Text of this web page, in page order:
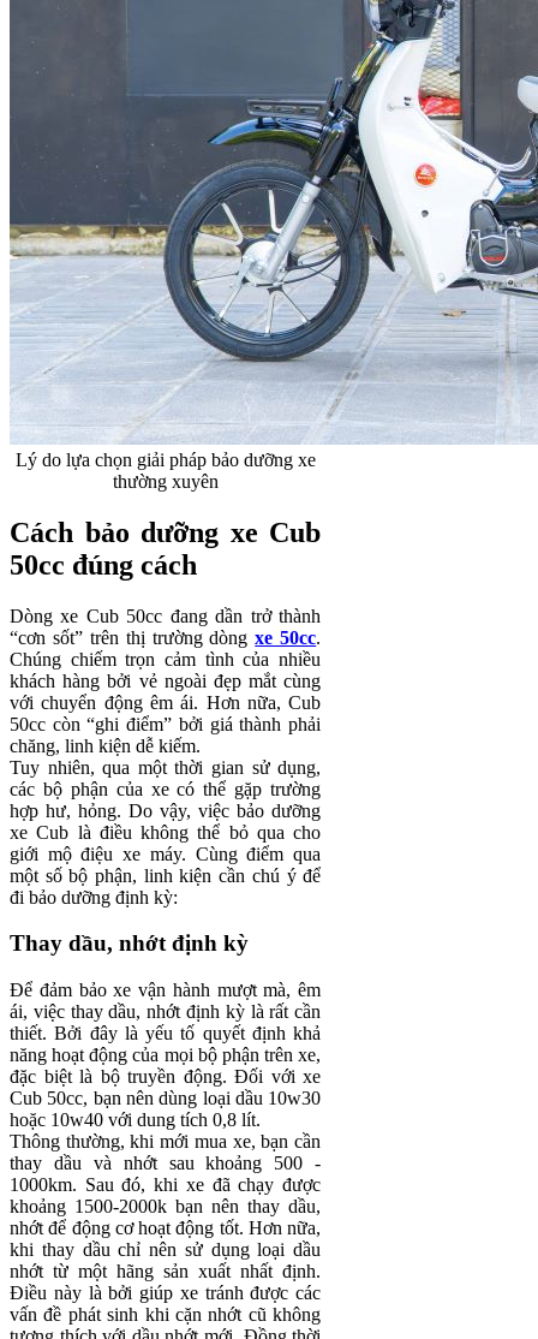
Lý do lựa chọn giải pháp bảo dưỡng xe
thường xuyên
Cách bảo dưỡng xe Cub
50cc đúng cách
Dòng xe Cub 50cc đang dần trở thành
“cơn sốt” trên thị trường dòngxe 50cc.
Chúng chiếm trọn cảm tình của nhiều
khách hàng bởi vẻ ngoài đẹp mắt cùng
với chuyển động êm ái. Hơn nữa, Cub
50cc còn “ghi điểm” bởi giá thành phải
chăng, linh kiện dễ kiếm.
Tuy nhiên, qua một thời gian sử dụng,
các bộ phận của xe có thể gặp trường
hợp hư, hỏng. Do vậy, việc bảo dưỡng
xe Cub là điều không thể bỏ qua cho
giới mộ điệu xe máy. Cùng điểm qua
một số bộ phận, linh kiện cần chú ý để
đi bảo dưỡng định kỳ:
Thay dầu, nhớt định kỳ
Để đảm bảo xe vận hành mượt mà, êm
ái, việc thay dầu, nhớt định kỳ là rất cần
thiết. Bởi đây là yếu tố quyết định khả
năng hoạt động của mọi bộ phận trên xe,
đặc biệt là bộ truyền động. Đối với xe
Cub 50cc, bạn nên dùng loại dầu 10w30
hoặc 10w40 với dung tích 0,8 lít.
Thông thường, khi mới mua xe, bạn cần
thay dầu và nhớt sau khoảng 500 -
1000km. Sau đó, khi xe đã chạy được
khoảng 1500-2000k bạn nên thay dầu,
nhớt để động cơ hoạt động tốt. Hơn nữa,
khi thay dầu chỉ nên sử dụng loại dầu
nhớt từ một hãng sản xuất nhất định.
Điều này là bởi giúp xe tránh được các
vấn đề phát sinh khi cặn nhớt cũ không